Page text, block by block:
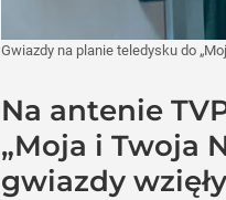
Gwiazdy na planie teledysku do
Na antenie
„Moja i Twoja
gwiazdy